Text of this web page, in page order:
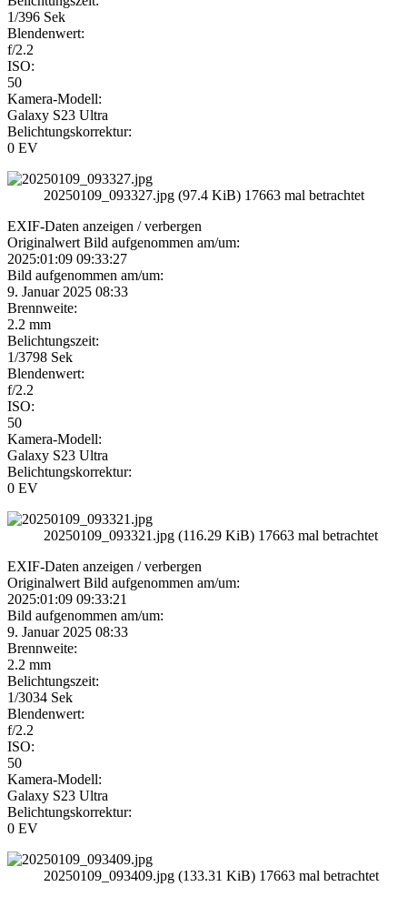
1/396 Sek
Blendenwert:
f/2.2
ISO:
50
Kamera-Modell:
Galaxy S23 Ultra
Belichtungskorrektur:
0 EV
20250109_093327.jpg (97.4 KiB) 17663 mal betrachtet
EXIF-Daten anzeigen / verbergen
Originalwert Bild aufgenommen am/um:
2025:01:09 09:33:27
Bild aufgenommen am/um:
9. Januar 2025 08:33
Brennweite:
2.2 mm
Belichtungszeit:
1/3798 Sek
Blendenwert:
f/2.2
ISO:
50
Kamera-Modell:
Galaxy S23 Ultra
Belichtungskorrektur:
0 EV
20250109_093321.jpg (116.29 KiB) 17663 mal betrachtet
EXIF-Daten anzeigen / verbergen
Originalwert Bild aufgenommen am/um:
2025:01:09 09:33:21
Bild aufgenommen am/um:
9. Januar 2025 08:33
Brennweite:
2.2 mm
Belichtungszeit:
1/3034 Sek
Blendenwert:
f/2.2
ISO:
50
Kamera-Modell:
Galaxy S23 Ultra
Belichtungskorrektur:
0 EV
20250109_093409.jpg (133.31 KiB) 17663 mal betrachtet